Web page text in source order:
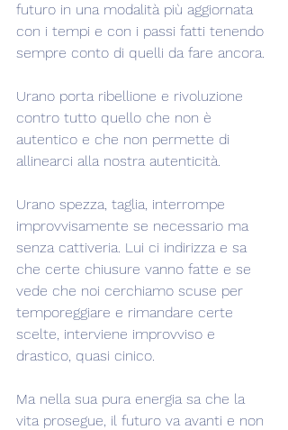
futuro in una modalità più aggiornata
con i tempi e con i passi fatti tenendo
sempre conto di quelli da fare ancora.
Urano porta ribellione e rivoluzione
contro tutto quello che non è
autentico e che non permette di
allinearci alla nostra autenticità.
Urano spezza, taglia, interrompe
improvvisamente se necessario ma
senza cattiveria. Lui ci indirizza e sa
che certe chiusure vanno fatte e se
vede che noi cerchiamo scuse per
temporeggiare e rimandare certe
scelte, interviene improvviso e
drastico, quasi cinico.
Ma nella sua pura energia sa che la
vita prosegue, il futuro va avanti e non